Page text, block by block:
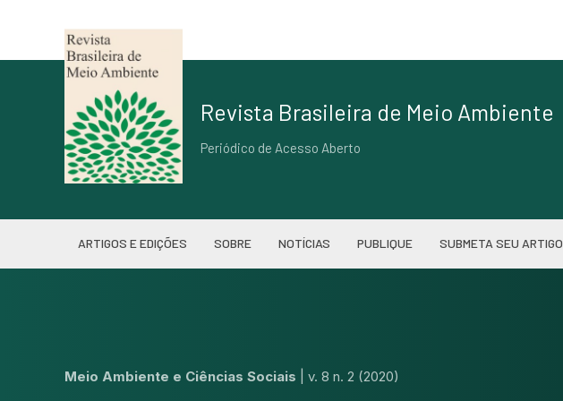
Revista Brasileira de Meio Ambiente
Periódico de Acesso Aberto
ARTIGOS E EDIÇÕES SOBRE NOTÍCIAS PUBLIQUE SUBMETA SEU ARTIGO
Meio Ambiente e Ciências Sociais
v. 8 n. 2 (2020)